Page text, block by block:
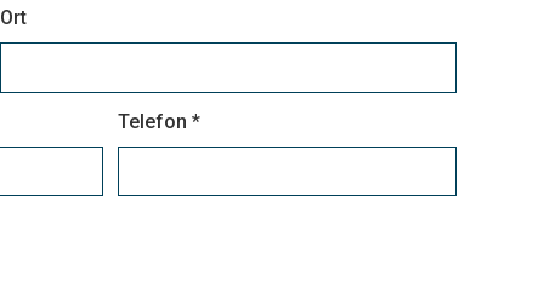
Ort
Telefon *